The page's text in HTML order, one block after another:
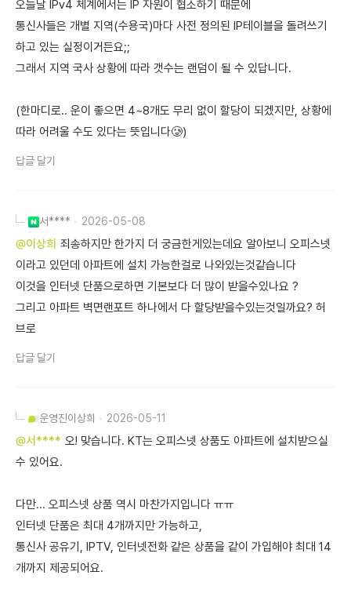
오늘날 IPv4 체계에서는 IP 자원이 협소하기 때문에
통신사들은 개별 지역(수용국)마다 사전 정의된 IP테이블을 돌려쓰기
하고 있는 실정이거든요;;
그래서 지역 국사 상황에 따라 갯수는 랜덤이 될 수 있답니다.
(한마디로.. 운이 좋으면 4~8개도 무리 없이 할당이 되겠지만, 상황에
따라 어려울 수도 있다는 뜻입니다🥲)
답글 달기
서**** 2026-05-08
@이상희 죄송하지만 한가지 더 궁금한게있는데요 알아보니 오피스넷
이라고 있던데 아파트에 설치 가능한걸로 나와있는것같습니다
이것을 인터넷 단품으로하면 기본보다 더 많이 받을수있나요 ?
그리고 아파트 벽면랜포트 하나에서 다 할당받을수있는것일까요? 허
브로
답글 달기
운영진이상희 2026-05-11
@서**** 오! 맞습니다. KT는 오피스넷 상품도 아파트에 설치받으실
수 있어요.
다만... 오피스넷 상품 역시 마찬가지입니다 ㅠㅠ
인터넷 단품은 최대 4개까지만 가능하고,
통신사 공유기, IPTV, 인터넷전화 같은 상품을 같이 가입해야 최대 14
개까지 제공되어요.